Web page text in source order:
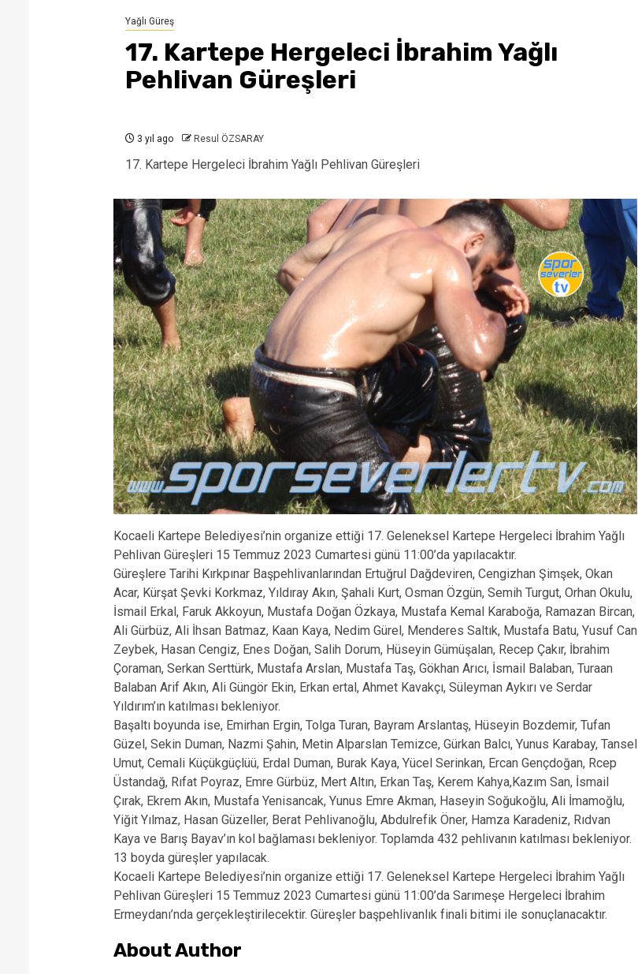
Yağlı Güreş
17. Kartepe Hergeleci İbrahim Yağlı
Pehlivan Güreşleri
3 yıl ago Resul ÖZSARAY
17. Kartepe Hergeleci İbrahim Yağlı Pehlivan Güreşleri
Kocaeli Kartepe Belediyesi’nin organize ettiği 17. Geleneksel Kartepe Hergeleci İbrahim Yağlı
Pehlivan Güreşleri 15 Temmuz 2023 Cumartesi günü 11:00’da yapılacaktır.
Güreşlere Tarihi Kırkpınar Başpehlivanlarından Ertuğrul Dağdeviren, Cengizhan Şimşek, Okan
Acar, Kürşat Şevki Korkmaz, Yıldıray Akın, Şahali Kurt, Osman Özgün, Semih Turgut, Orhan Okulu,
İsmail Erkal, Faruk Akkoyun, Mustafa Doğan Özkaya, Mustafa Kemal Karaboğa, Ramazan Bircan,
Ali Gürbüz, Ali İhsan Batmaz, Kaan Kaya, Nedim Gürel, Menderes Saltık, Mustafa Batu, Yusuf Can
Zeybek, Hasan Cengiz, Enes Doğan, Salih Dorum, Hüseyin Gümüşalan, Recep Çakır, İbrahim
Çoraman, Serkan Serttürk, Mustafa Arslan, Mustafa Taş, Gökhan Arıcı, İsmail Balaban, Turaan
Balaban Arif Akın, Ali Güngör Ekin, Erkan ertal, Ahmet Kavakçı, Süleyman Aykırı ve Serdar
Yıldırım’ın katılması bekleniyor.
Başaltı boyunda ise, Emirhan Ergin, Tolga Turan, Bayram Arslantaş, Hüseyin Bozdemir, Tufan
Güzel, Sekin Duman, Nazmi Şahin, Metin Alparslan Temizce, Gürkan Balcı, Yunus Karabay, Tansel
Umut, Cemali Küçükgüçlüü, Erdal Duman, Burak Kaya, Yücel Serinkan, Ercan Gençdoğan, Rcep
Üstandağ, Rıfat Poyraz, Emre Gürbüz, Mert Altın, Erkan Taş, Kerem Kahya,Kazım San, İsmail
Çırak, Ekrem Akın, Mustafa Yenisancak, Yunus Emre Akman, Haseyin Soğukoğlu, Ali İmamoğlu,
Yiğit Yılmaz, Hasan Güzeller, Berat Pehlivanoğlu, Abdulrefik Öner, Hamza Karadeniz, Rıdvan
Kaya ve Barış Bayav’ın kol bağlaması bekleniyor. Toplamda 432 pehlivanın katılması bekleniyor.
13 boyda güreşler yapılacak.
Kocaeli Kartepe Belediyesi’nin organize ettiği 17. Geleneksel Kartepe Hergeleci İbrahim Yağlı
Pehlivan Güreşleri 15 Temmuz 2023 Cumartesi günü 11:00’da Sarımeşe Hergeleci İbrahim
Ermeydanı’nda gerçekleştirilecektir. Güreşler başpehlivanlık finali bitimi ile sonuçlanacaktır.
About Author